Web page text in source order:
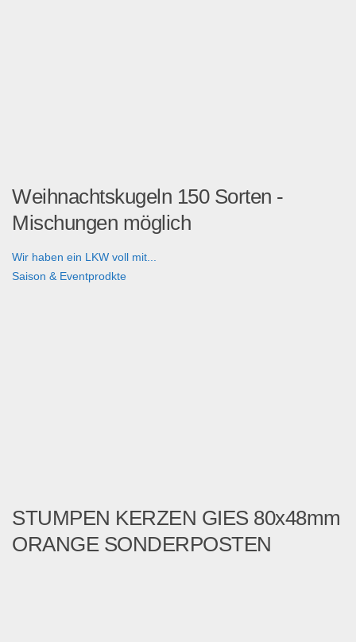
Weihnachtskugeln 150 Sorten -
Mischungen möglich
Wir haben ein LKW voll mit...
Saison & Eventprodkte
STUMPEN KERZEN GIES 80x48mm
ORANGE SONDERPOSTEN